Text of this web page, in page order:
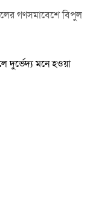
গণসমাবেশে বিপুল